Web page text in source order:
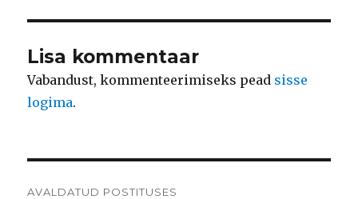
Lisa kommentaar
Vabandust, kommenteerimiseks pead sisse
logima.
AVALDATUD POSTITUSES